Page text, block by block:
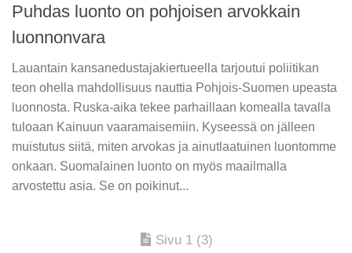
Puhdas luonto on pohjoisen arvokkain
luonnonvara
Lauantain kansanedustajakiertueella tarjoutui poliitikan
teon ohella mahdollisuus nauttia Pohjois-Suomen upeasta
luonnosta. Ruska-aika tekee parhaillaan komealla tavalla
tuloaan Kainuun vaaramaisemiin. Kyseessä on jälleen
muistutus siitä, miten arvokas ja ainutlaatuinen luontomme
onkaan. Suomalainen luonto on myös maailmalla
arvostettu asia. Se on poikinut...
Sivu 1 (3)